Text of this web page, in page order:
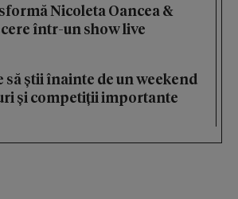
Nicoleta Oancea &
într-un show live
să știi înainte de un weekend
și competiții importante